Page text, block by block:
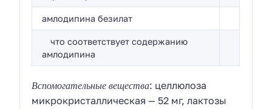
амлодипина безилат
что соответствует содержанию
амлодипина
Вспомогательные вещества: целлюлоза
микрокристаллическая — 52 мг, лактозы